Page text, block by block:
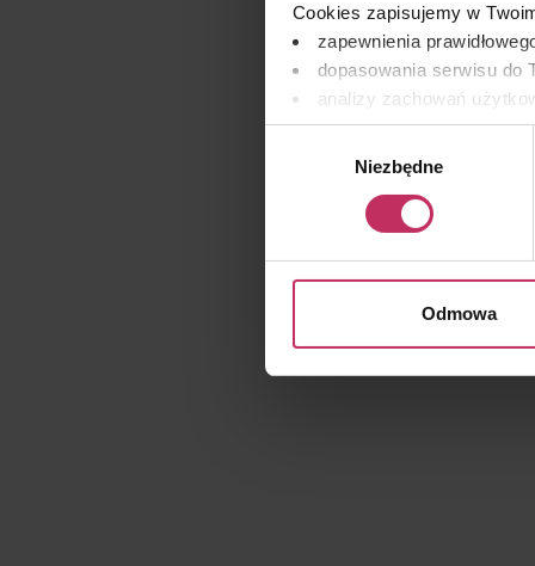
Cookies zapisujemy w
zapewnienia
dopasowania serwisu do
analizy zachowań
remarketingowym, czyli
osobowych, w tym o
Niezbędne
Odmowa